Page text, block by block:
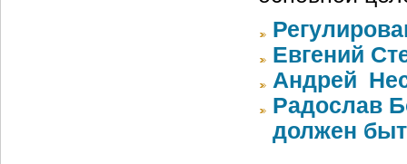
Евгений
Андрей
Радослав
должен